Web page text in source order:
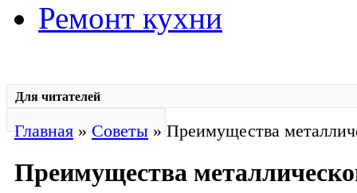
Ремонт кухни
Для читателей
Главная»Советы» Преимущества
Преимущества